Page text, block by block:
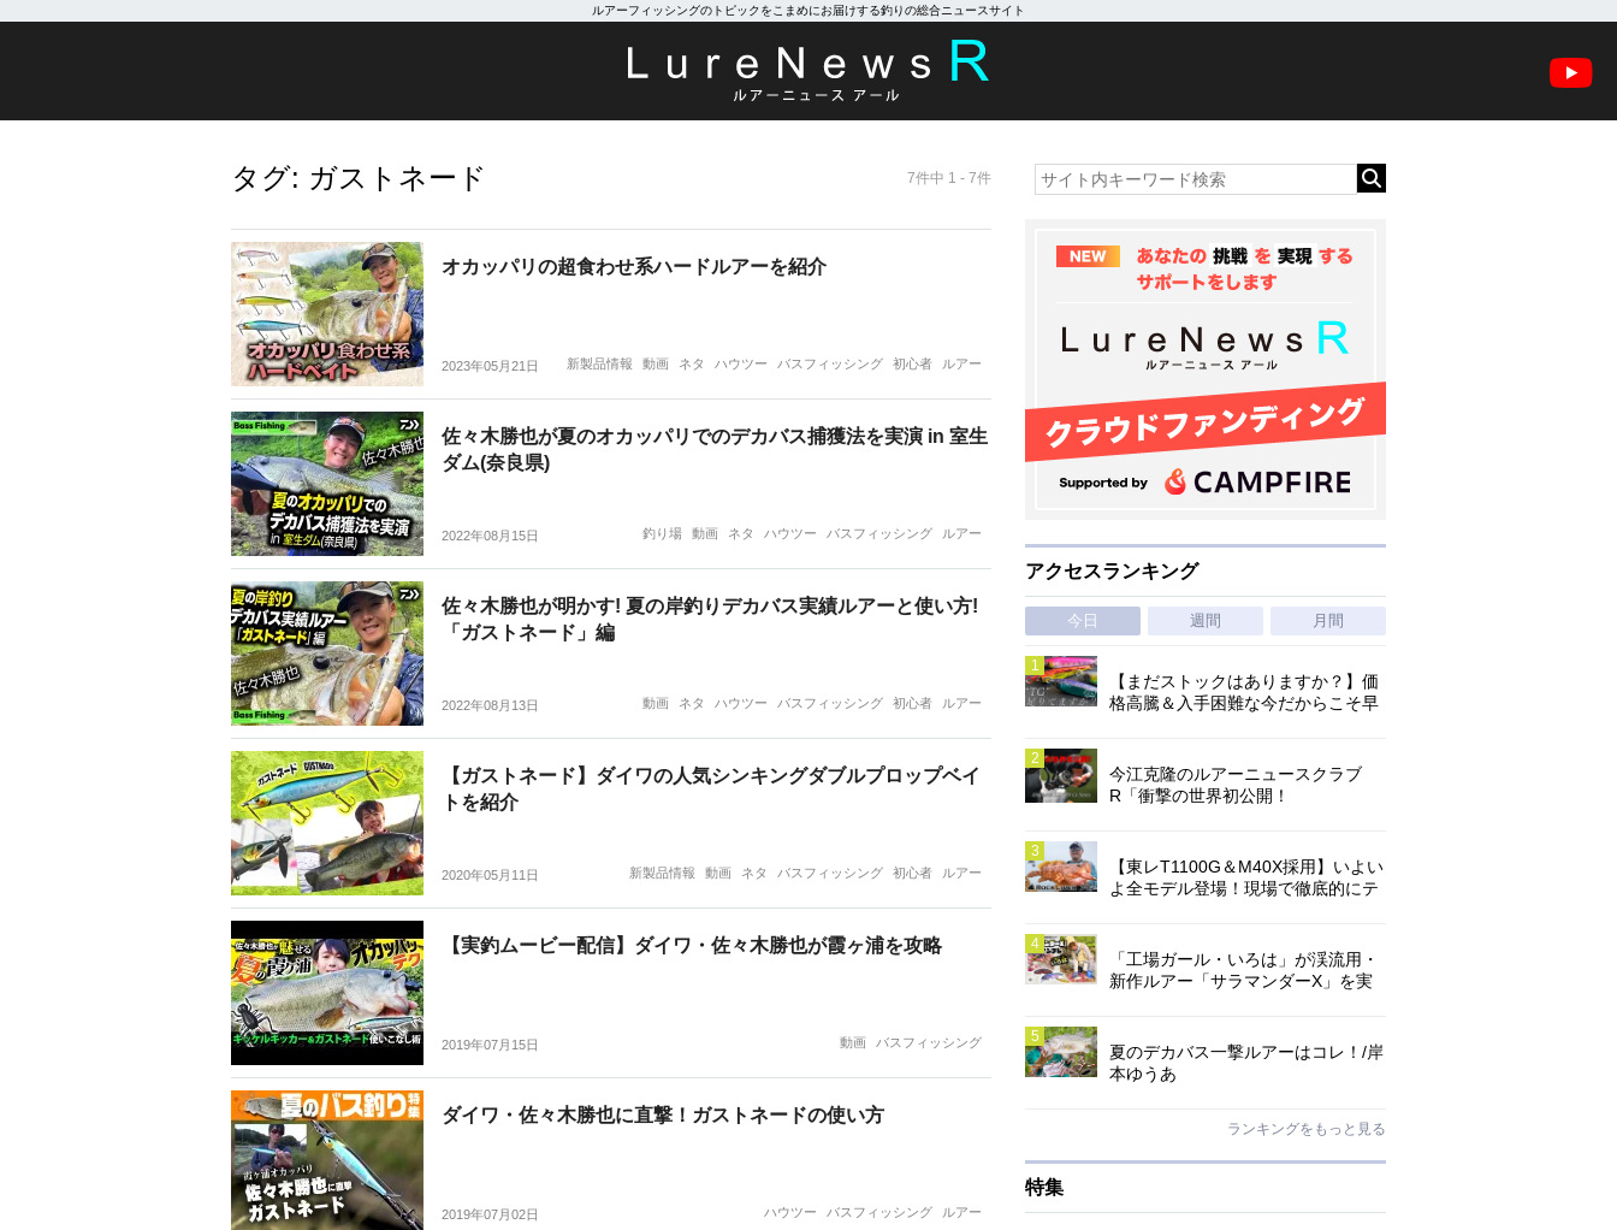
ルアーフィッシングのトピックをこまめにお届けする釣りの総合ニュースサイト
タグ: ガストネード 7件中 1 - 7件
オカッパリの超食わせ系ハードルアーを紹介
2023年05月21日 新製品情報 動画 ネタ ハウツー バスフィッシング 初心者 ルアー
佐々木勝也が夏のオカッパリでのデカバス捕獲法を実演 in 室生
ダム(奈良県)
2022年08月15日 釣り場 動画 ネタ ハウツー バスフィッシング ルアー
佐々木勝也が明かす! 夏の岸釣りデカバス実績ルアーと使い方!
「ガストネード」編
2022年08月13日 動画 ネタ ハウツー バスフィッシング 初心者 ルアー
【ガストネード】ダイワの人気シンキングダブルプロップベイ
トを紹介
2020年05月11日 新製品情報 動画 ネタ バスフィッシング 初心者 ルアー
【実釣ムービー配信】ダイワ・佐々木勝也が霞ヶ浦を攻略
2019年07月15日 動画 バスフィッシング
ダイワ・佐々木勝也に直撃！ガストネードの使い方
2019年07月02日 ハウツー バスフィッシング ルアー
アクセスランキング
今日 週間 月間
【まだストックはありますか？】価
格高騰＆入手困難な今だからこそ早
今江克隆のルアーニュースクラブ
R「衝撃の世界初公開！
【東レT1100G＆M40X採用】いよい
よ全モデル登場！現場で徹底的にテ
「工場ガール・いろは」が渓流用・
新作ルアー「サラマンダーX」を実
夏のデカバス一撃ルアーはコレ！/岸
本ゆうあ
ランキングをもっと見る
特集